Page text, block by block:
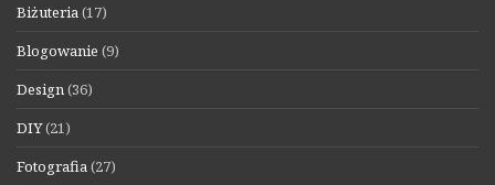
Biżuteria(17)
Blogowanie (9)
Design(36)
DIY(21)
Fotografia(27)